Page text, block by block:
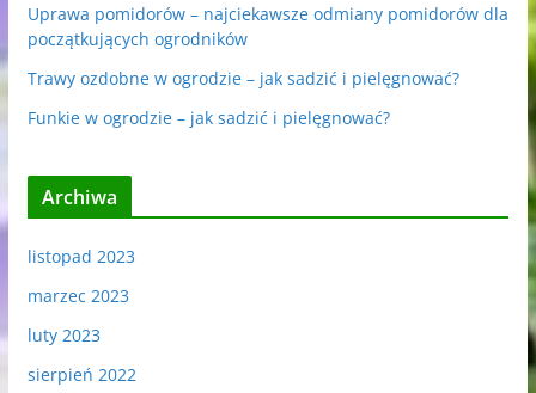
Uprawa pomidorów – najciekawsze odmiany pomidorów dla
początkujących ogrodników
Trawy ozdobne w ogrodzie – jak sadzić i pielęgnować?
Funkie w ogrodzie – jak sadzić i pielęgnować?
Archiwa
listopad 2023
marzec 2023
luty 2023
sierpień 2022